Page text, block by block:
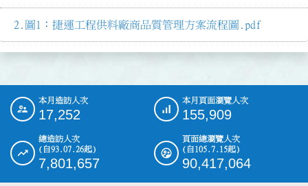
圖1：捷運工程供料廠商品質管理方案流程圖.pdf
::: 本月造訪人次
17,252
本月頁面瀏覽人次
155,909
總造訪人次
(自93.07.26起)
7,801,657
頁面總瀏覽人次
(自105.7.15起)
90,417,064